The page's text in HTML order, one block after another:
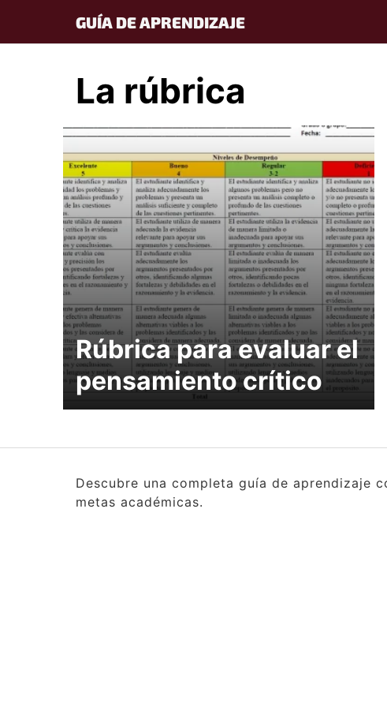
content
GUÍA DE APRENDIZAJE
La rúbrica
Rúbrica para evaluar el
pensamiento crítico
Descubre una completa guía de aprendizaje
metas académicas.